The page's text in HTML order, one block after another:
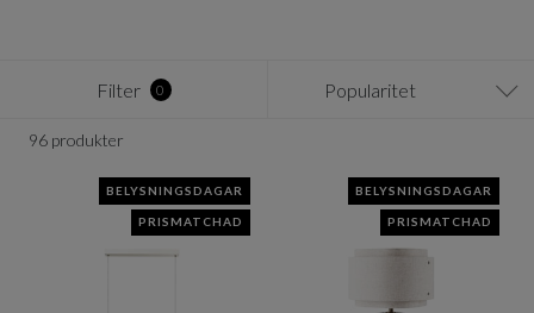
Filter 0 Popularitet
96 produkter
BELYSNINGSDAGAR
PRISMATCHAD
BELYSNINGSDAGAR
PRISMATCHAD